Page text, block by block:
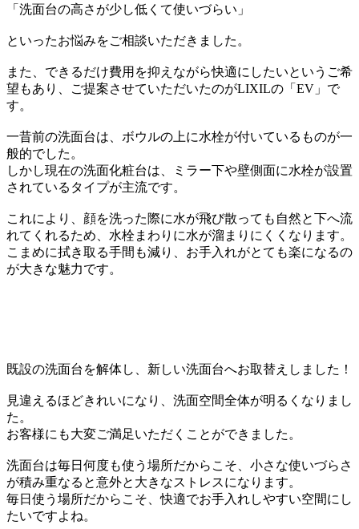
「洗面台の高さが少し低くて使いづらい」
といったお悩みをご相談いただきました。
また、できるだけ費用を抑えながら快適にしたいというご希
望もあり、ご提案させていただいたのがLIXILの「EV」で
す。
一昔前の洗面台は、ボウルの上に水栓が付いているものが一
般的でした。
しかし現在の洗面化粧台は、ミラー下や壁側面に水栓が設置
されているタイプが主流です。
これにより、顔を洗った際に水が飛び散っても自然と下へ流
れてくれるため、水栓まわりに水が溜まりにくくなります。
こまめに拭き取る手間も減り、お手入れがとても楽になるの
が大きな魅力です。
既設の洗面台を解体し、新しい洗面台へお取替えしました！
見違えるほどきれいになり、洗面空間全体が明るくなりまし
た。
お客様にも大変ご満足いただくことができました。
洗面台は毎日何度も使う場所だからこそ、小さな使いづらさ
が積み重なると意外と大きなストレスになります。
毎日使う場所だからこそ、快適でお手入れしやすい空間にし
たいですよね。